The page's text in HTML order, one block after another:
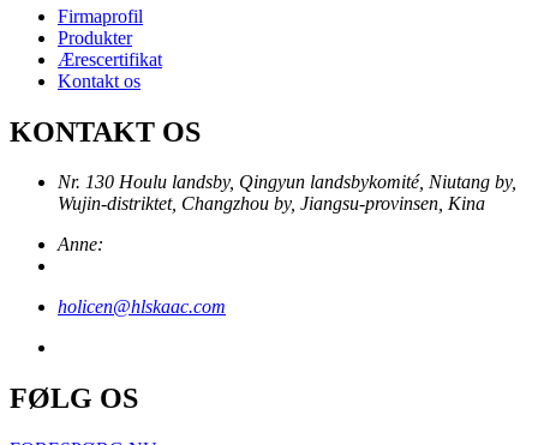
Firmaprofil
Produkter
Ærescertifikat
Kontakt os
KONTAKT OS
Nr. 130 Houlu landsby, Qingyun landsbykomité, Niutang by,
Wujin-distriktet, Changzhou by, Jiangsu-provinsen, Kina
Anne:
holicen@hlskaac.com
FØLG OS